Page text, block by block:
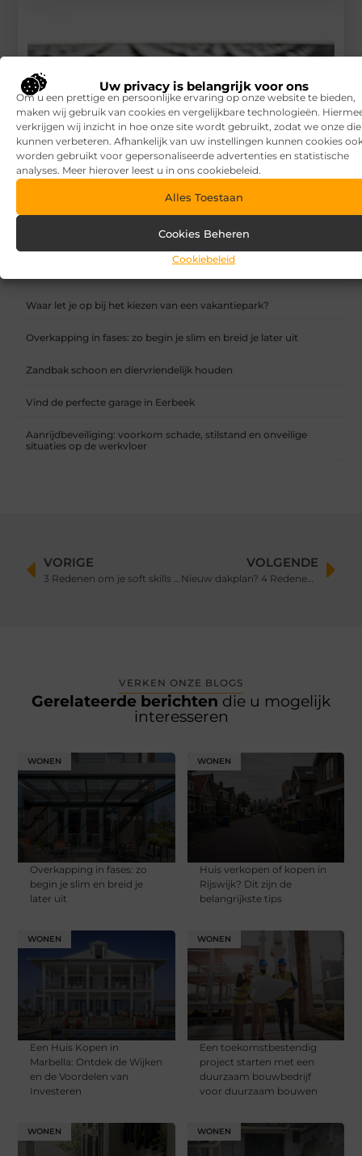
Uw privacy is belangrijk voor ons
Om u een prettige en persoonlijke ervaring op onze website te bieden,
maken wij gebruik van cookies en vergelijkbare technologieën.
verkrijgen wij inzicht in hoe onze site wordt gebruikt, zodat we onze
kunnen verbeteren. Afhankelijk van uw instellingen kunnen cookies
worden gebruikt voor gepersonaliseerde advertenties en statistische
analyses. Meer hierover leest u in ons cookiebeleid.
Alles Toestaan
Cookies Beheren
Cookiebeleid
RECENTE BERICHTEN
Waar let je op bij het kiezen van een vakantiepark?
Overkapping in fases: zo begin je slim en breid je later uit
Zandbak schoon en diervriendelijk houden
Vind de perfecte garage in Eerbeek
Aanrijdbeveiliging: voorkom schade, stilstand en onveilige
situaties op de werkvloer
VORIGE
3 Redenen om je soft skills te verbeteren
VOLGENDE
Nieuw dakplan? 4 Redenen om voor een metalen dak te kiezen
VERKEN ONZE BLOGS
Gerelateerde berichten die u mogelijk
interesseren
WONEN
Overkapping in fases: zo
begin je slim en breid je
later uit
WONEN
Huis verkopen of kopen in
Rijswijk? Dit zijn de
belangrijkste tips
WONEN
Een Huis Kopen in
Marbella: Ontdek de Wijken
en de Voordelen van
Investeren
WONEN
Een toekomstbestendig
project starten met een
duurzaam bouwbedrijf
voor duurzaam bouwen
WONEN WONEN